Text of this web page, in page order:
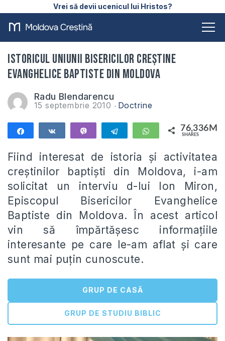
Vrei să devii ucenicul lui Hristos?
Istoricul Uniunii Bisericilor Creștine
Evanghelice Baptiste din Moldova
Radu Blendarencu
15 septembrie 2010 Doctrine
Share Share Telegram WhatsApp76,336M
SHARES
Fiind interesat de istoria și activitatea
creștinilor baptiști din Moldova, i-am
solicitat un interviu d-lui Ion Miron,
Episcopul Bisericilor Evanghelice
Baptiste din Moldova. În acest articol
vin să împărtășesc informațiile
interesante pe care le-am aflat și care
sunt mai puțin cunoscute.
GRUP DE CASĂ
GRUP DE STUDIU BIBLIC